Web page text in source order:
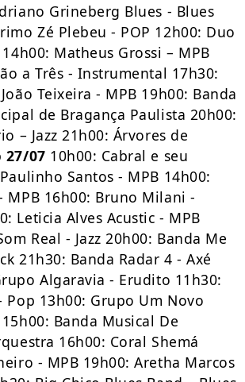
Grineberg Blues - Blues
Zé Plebeu - POP 12h00: Duo
Matheus Grossi – MPB
a Três - Instrumental 17h30:
Teixeira - MPB 19h00: Banda
de Bragança Paulista 20h00:
– Jazz 21h00: Árvores de
27/07 10h00: Cabral e seu
Santos - MPB 14h00:
MPB 16h00: Bruno Milani -
Leticia Alves Acustic - MPB
Real - Jazz 20h00: Banda Me
21h30: Banda Radar 4 - Axé
Algaravia - Erudito 11h30:
Pop 13h00: Grupo Um Novo
Banda Musical De
16h00: Coral Shemá
- MPB 19h00: Aretha Marcos